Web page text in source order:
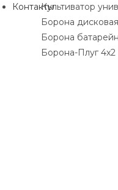
КонтактыКультиватор
Борона
Борона
Борона-Плуг